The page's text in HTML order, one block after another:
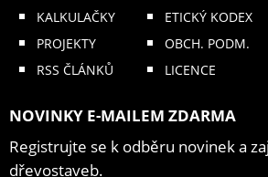
KALKULAČKY
PROJEKTY
RSS ČLÁNKŮ
ETICKÝ KODEX
OBCH. PODM.
LICENCE
NOVINKY E-MAILEM ZDARMA
Registrujte se k odběru novinek a
dřevostaveb.